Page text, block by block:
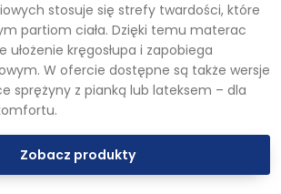
stosuje się strefy twardości, które
partiom ciała. Dzięki temu materac
ułożenie kręgosłupa i zapobiega
W ofercie dostępne są także wersje
sprężyny z pianką lub lateksem – dla
Zobacz produkty